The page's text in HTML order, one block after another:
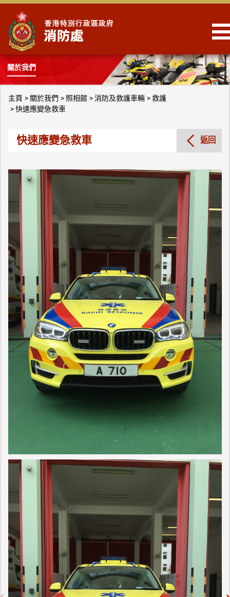
跳到內容
關於我們
主頁 關於我們 照相館 消防及救護車輛
救護
快速應變急救車
快速應變急救車 返回